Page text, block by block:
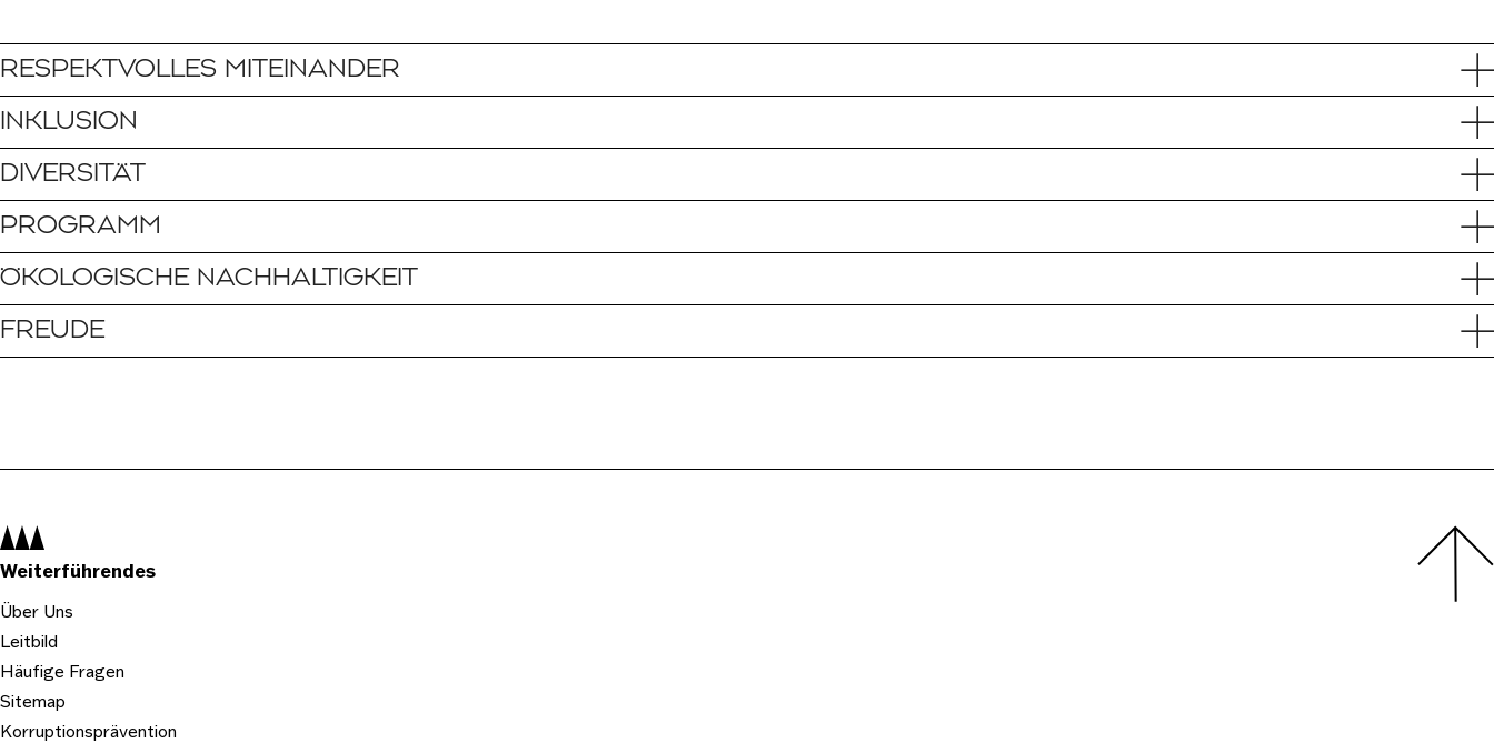
RESPEKTVOLLES MITEINANDER
INKLUSION
DIVERSITÄT
PROGRAMM
ÖKOLOGISCHE NACHHALTIGKEIT
FREUDE
Navigation:
Weiterführendes
Über Uns
Leitbild
Häufige Fragen
Sitemap
Korruptionsprävention